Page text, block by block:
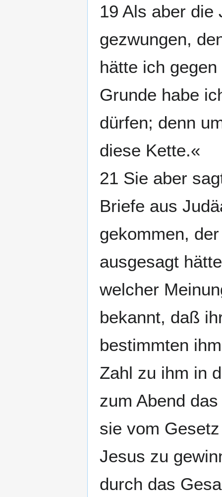
19 Als aber die
gezwungen,
hätte ich
Grunde habe
dürfen; denn
diese Kette.«
21 Sie aber
Briefe aus
gekommen,
ausgesagt
welcher
bekannt, daß
bestimmten
Zahl zu ihm in
zum Abend
sie vom
Jesus zu
durch das